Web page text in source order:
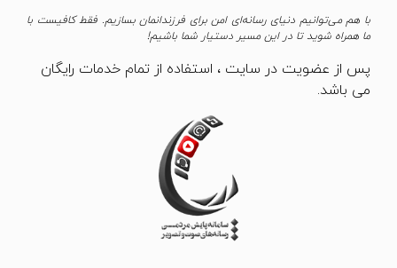
با هم می‌توانیم دنیای رسانه‌ای امن برای فرزندانمان بسازیم. فقط کافیست با
ما همراه شوید تا در این مسیر دستیار شما باشیم!
پس از عضویت در سایت ، استفاده از تمام خدمات رایگان
می باشد.